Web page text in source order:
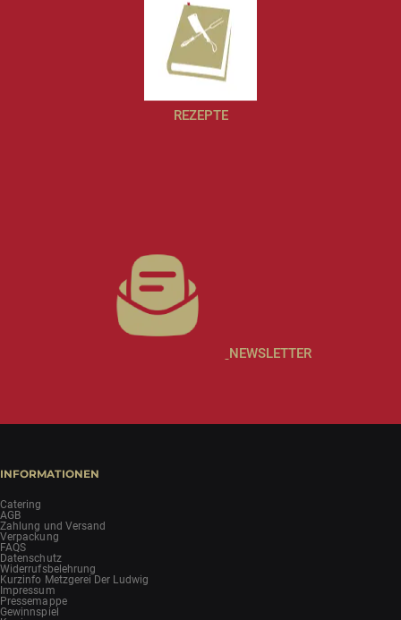
REZEPTE
NEWSLETTER
INFORMATIONEN
Catering
AGB
Zahlung und Versand
Verpackung
FAQS
Datenschutz
Widerrufsbelehrung
Kurzinfo Metzgerei Der Ludwig
Impressum
Pressemappe
Gewinnspiel